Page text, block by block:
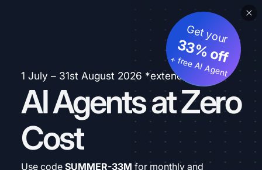
1 July – 31st August 2026 *extended
AI Agents at Zero
Cost
Get your
33% off
+ free AI Agent
Use code SUMMER-33M for monthly and